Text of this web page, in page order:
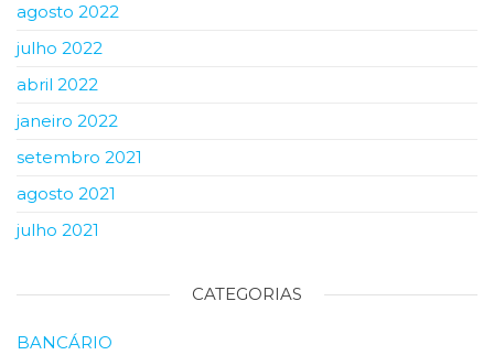
agosto 2022
julho 2022
abril 2022
janeiro 2022
setembro 2021
agosto 2021
julho 2021
CATEGORIAS
BANCÁRIO